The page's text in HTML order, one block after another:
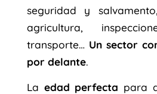
seguridad y
agricultura,
transporte… Un sector
por delante.
La edad perfecta para